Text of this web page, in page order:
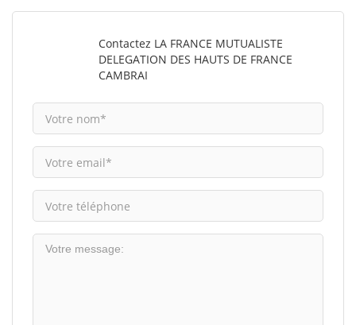
Contactez LA FRANCE MUTUALISTE
DELEGATION DES HAUTS DE FRANCE
CAMBRAI